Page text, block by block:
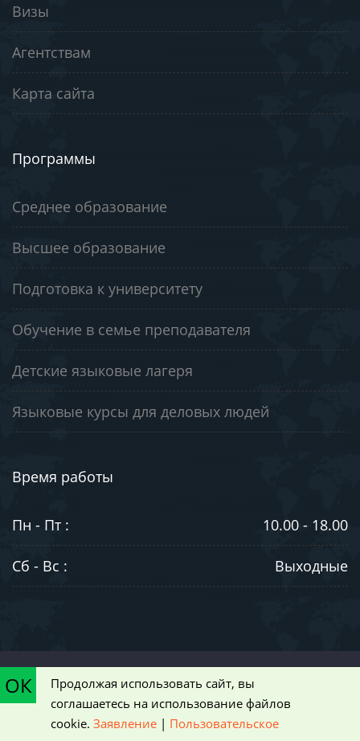
Визы
Агентствам
Карта сайта
Программы
Среднее образование
Высшее образование
Подготовка к университету
Обучение в семье преподавателя
Детские языковые лагеря
Языковые курсы для деловых людей
Время работы
Пн - Пт : 10.00 - 18.00
Сб - Вс : Выходные
ознакомительный характер и не является публичной офертой,
определяемой положениями статьи 437 Гражданского кодекса РФ
|
Пользовательское соглашение
ОК
Продолжая использовать сайт, вы
соглашаетесь на использование файлов
cookie. Заявление | Пользовательское